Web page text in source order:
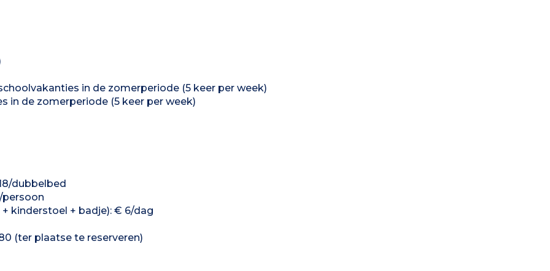
in de zomerperiode (5 keer per week)
in de zomerperiode (5 keer per week)
dubbelbed
persoon
kinderstoel + badje): € 6/dag
(ter plaatse te reserveren)